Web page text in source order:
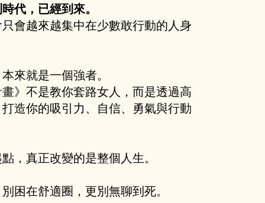
代，已經到來。
會越來越集中在少數敢行動的人身
來就是一個強者。
》不是教你套路女人，而是透過高
造你的吸引力、自信、勇氣與行動
，真正改變的是整個人生。
困在舒適圈，更別無聊到死。